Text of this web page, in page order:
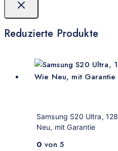
Reduzierte Produkte
Samsung S20 Ultra,
Neu, mit Garantie
0 von 5